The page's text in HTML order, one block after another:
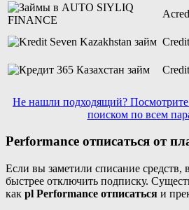
Не нашли подходящий?
поиском по всем
Performance отписаться от
Если вы заметили списание
быстрее отключить подписку.
как pl Performance отписаться и